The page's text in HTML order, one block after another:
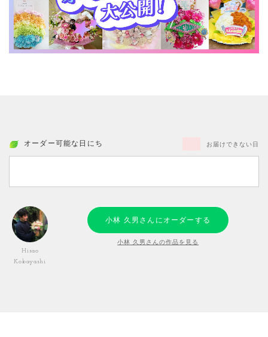
オーダー可能な日にち お届けできない日
Hisao
Kobayashi
小林 久男さんにオーダーする
小林 久男さんの作品を見る